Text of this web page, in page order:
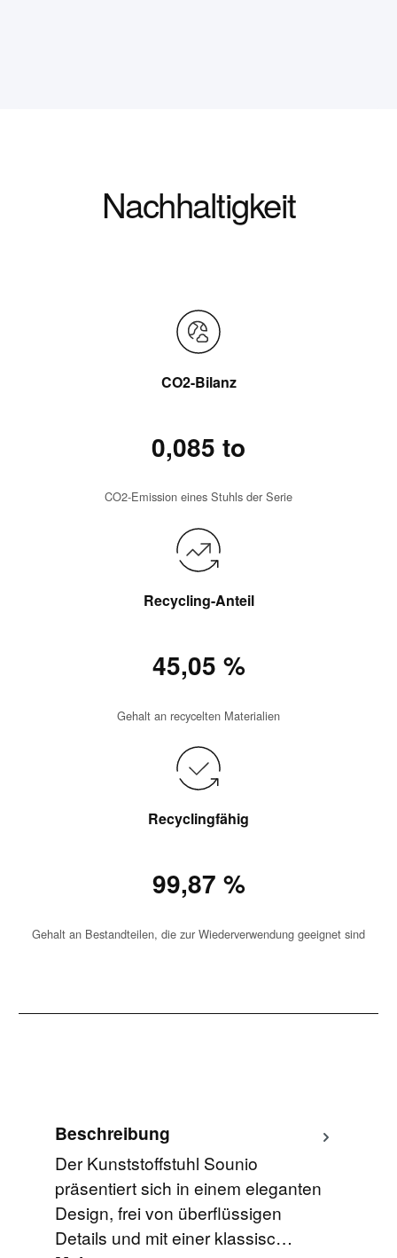
Nachhaltigkeit
CO2-Bilanz
0,085 to
CO2-Emission eines Stuhls der Serie
Recycling-Anteil
45,05 %
Gehalt an recycelten Materialien
Recyclingfähig
99,87 %
Gehalt an Bestandteilen, die zur Wiederverwendung geeignet sind
Beschreibung
Der Kunststoffstuhl Sounio
präsentiert sich in einem eleganten
Design, frei von überflüssigen
Details und mit einer klassisc…